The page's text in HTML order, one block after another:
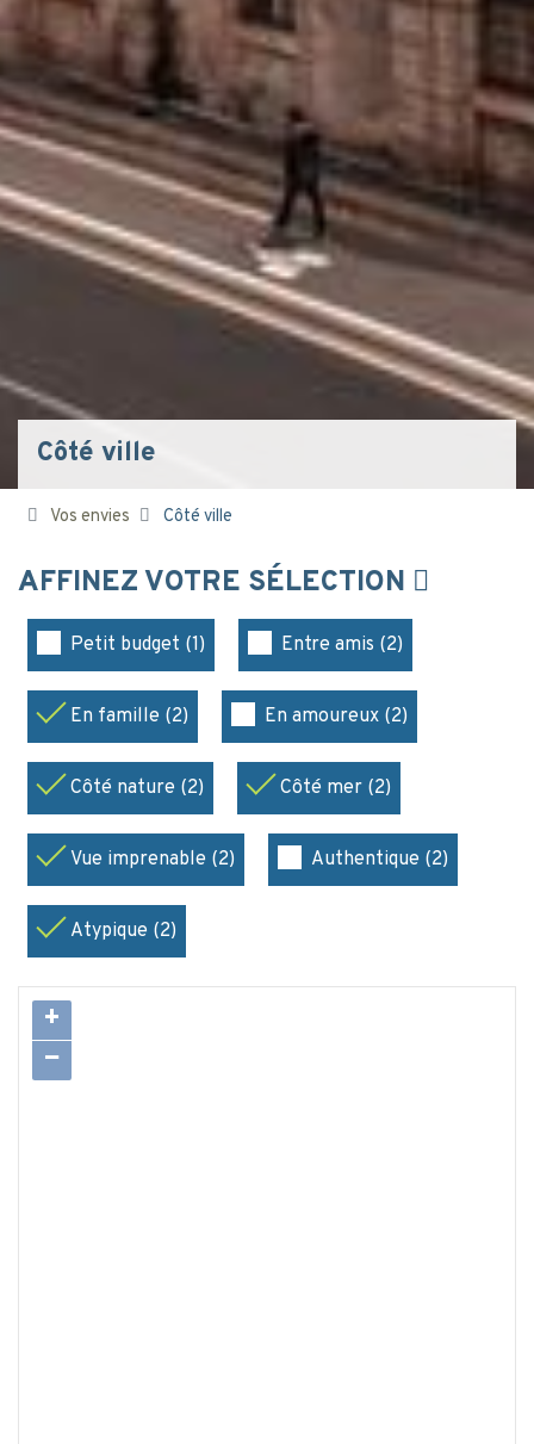
Côté ville
Vos envies Côté ville
AFFINEZ VOTRE SÉLECTION
Petit budget (1) Entre amis (2)
En famille (2) En amoureux (2)
Côté nature (2) Côté mer (2)
Vue imprenable (2) Authentique (2)
Atypique (2)
+
−